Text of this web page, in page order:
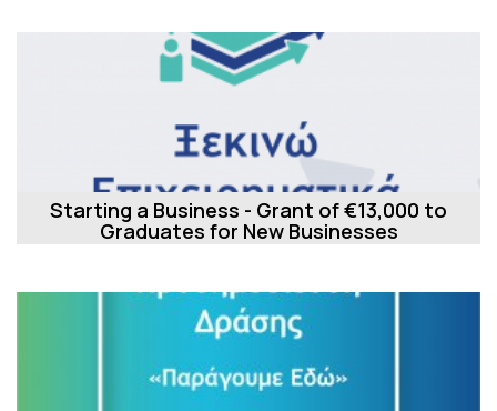
Starting a Business - Grant of €13,000 to
Graduates for New Businesses